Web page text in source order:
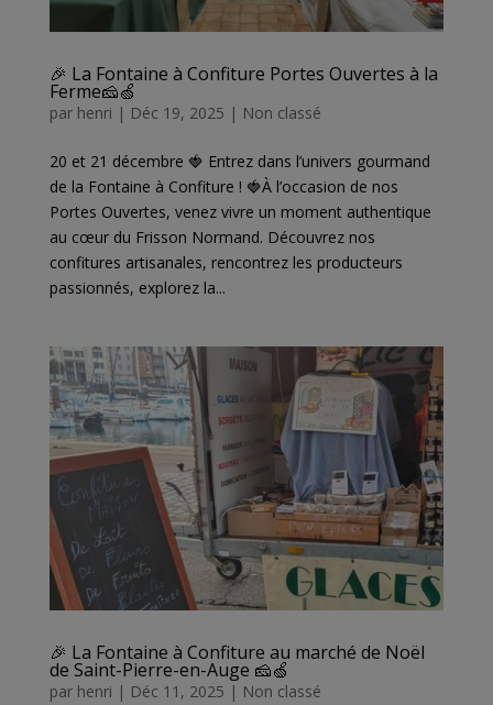
🎉 La Fontaine à Confiture Portes Ouvertes à la
Ferme🧀🍏
par henri | Déc 19, 2025 | Non classé
20 et 21 décembre 🍓 Entrez dans l’univers gourmand
de la Fontaine à Confiture ! 🍓À l’occasion de nos
Portes Ouvertes, venez vivre un moment authentique
au cœur du Frisson Normand. Découvrez nos
confitures artisanales, rencontrez les producteurs
passionnés, explorez la...
🎉 La Fontaine à Confiture au marché de Noël
de Saint-Pierre-en-Auge 🧀🍏
par henri | Déc 11, 2025 | Non classé